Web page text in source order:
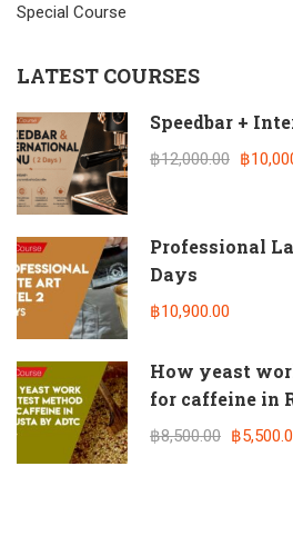
Special Course
LATEST COURSES
Speedbar +
฿12,000.00 ฿
Professional
Days
฿10,900.00
How yeast
for caffeine in
฿8,500.00 ฿